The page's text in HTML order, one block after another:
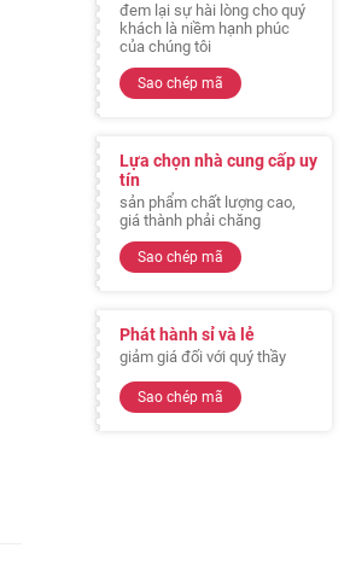
đem lại sự hài lòng cho quý
khách là niềm hạnh phúc
của chúng tôi
Sao chép mã
Lựa chọn nhà cung cấp uy
tín
sản phẩm chất lượng cao,
giá thành phải chăng
Sao chép mã
Phát hành sỉ và lẻ
giảm giá đối với quý thầy
Sao chép mã